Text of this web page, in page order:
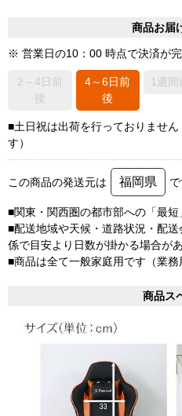
商品お届
※ 営業日の10：00 時点で決済が
2～4日前
後
4～6日前
後
1週間
■土日祝は出荷を行っておりませ
す）
この商品の発送元は 福岡県
■関東・関西圏の都市部への「最短
■配送地域や天候・道路状況・配
係で目安より日数が掛かる場合が
■商品は全て一般家庭用です（業務
商品ス